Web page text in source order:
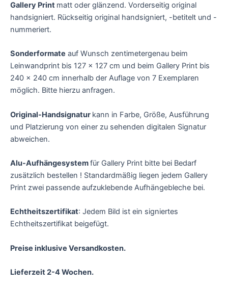
Gallery Print matt oder glänzend. Vorderseitig original
handsigniert. Rückseitig original handsigniert, -betitelt und -
nummeriert.
Sonderformate auf Wunsch zentimetergenau beim
Leinwandprint bis 127 x 127 cm und beim Gallery Print bis
240 x 240 cm innerhalb der Auflage von 7 Exemplaren
möglich. Bitte hierzu anfragen.
Original-Handsignatur kann in Farbe, Größe, Ausführung
und Platzierung von einer zu sehenden digitalen Signatur
abweichen.
Alu-Aufhängesystemfür Gallery Print bitte bei Bedarf
zusätzlich bestellen ! Standardmäßig liegen jedem Gallery
Print zwei passende aufzuklebende Aufhängebleche bei.
Echtheitszertifikat: Jedem Bild ist ein signiertes
Echtheitszertifikat beigefügt.
Preise inklusive Versandkosten.
Lieferzeit 2-4 Wochen.